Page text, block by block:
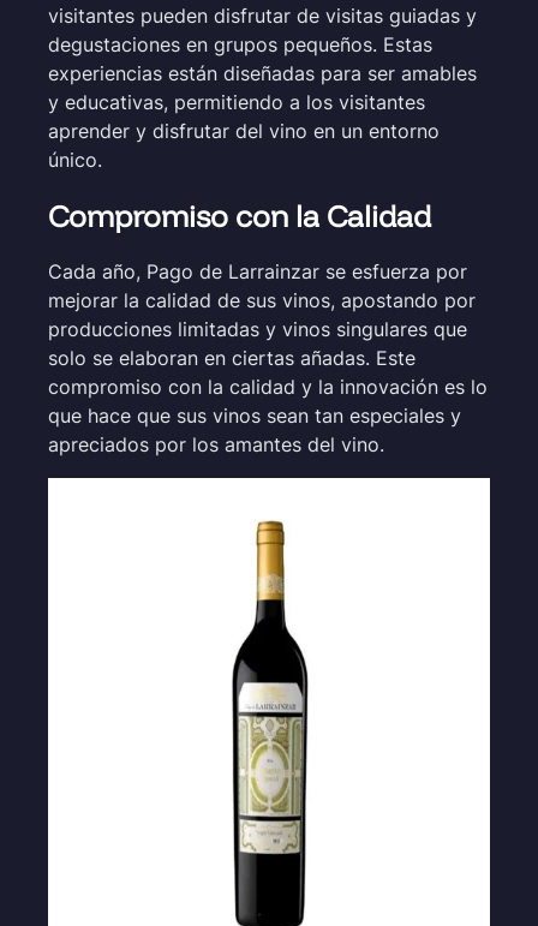
visitantes pueden disfrutar de visitas guiadas y
degustaciones en grupos pequeños. Estas
experiencias están diseñadas para ser amables
y educativas, permitiendo a los visitantes
aprender y disfrutar del vino en un entorno
único.
Compromiso con la Calidad
Cada año, Pago de Larrainzar se esfuerza por
mejorar la calidad de sus vinos, apostando por
producciones limitadas y vinos singulares que
solo se elaboran en ciertas añadas. Este
compromiso con la calidad y la innovación es lo
que hace que sus vinos sean tan especiales y
apreciados por los amantes del vino.